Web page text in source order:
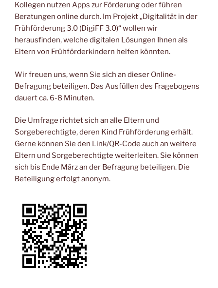
Kollegen nutzen Apps zur Förderung oder führen
Beratungen online durch. Im Projekt „Digitalität in der
Frühförderung 3.0 (DigiFF 3.0)“ wollen wir
herausfinden, welche digitalen Lösungen Ihnen als
Eltern von Frühförderkindern helfen könnten.
Wir freuen uns, wenn Sie sich an dieser Online-
Befragung beteiligen. Das Ausfüllen des Fragebogens
dauert ca. 6-8 Minuten.
Die Umfrage richtet sich an alle Eltern und
Sorgeberechtigte, deren Kind Frühförderung erhält.
Gerne können Sie den Link/QR-Code auch an weitere
Eltern und Sorgeberechtigte weiterleiten. Sie können
sich bis Ende März an der Befragung beteiligen. Die
Beteiligung erfolgt anonym.